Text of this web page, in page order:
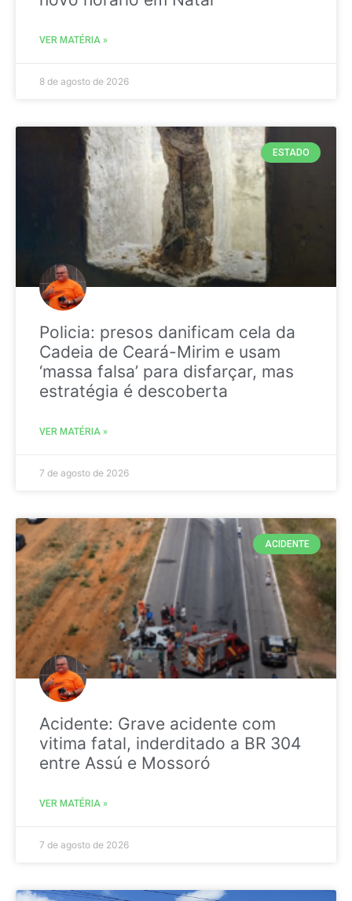
VER MATÉRIA »
8 de agosto de 2026
ESTADO
Policia: presos danificam cela da
Cadeia de Ceará-Mirim e usam
‘massa falsa’ para disfarçar, mas
estratégia é descoberta
VER MATÉRIA »
7 de agosto de 2026
ACIDENTE
Acidente: Grave acidente com
vitima fatal, inderditado a BR 304
entre Assú e Mossoró
VER MATÉRIA »
7 de agosto de 2026